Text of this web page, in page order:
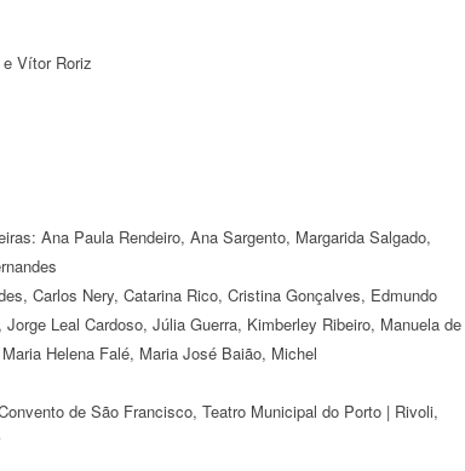
Vítor Roriz
Ana Paula Rendeiro, Ana Sargento, Margarida Salgado,
Carlos Nery, Catarina Rico, Cristina Gonçalves, Edmundo
Leal Cardoso, Júlia Guerra, Kimberley Ribeiro, Manuela de
Helena Falé, Maria José Baião, Michel
de São Francisco, Teatro Municipal do Porto | Rivoli,